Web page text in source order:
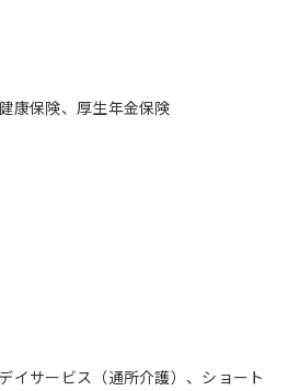
康保険、厚生年金保険
イサービス（通所介護）、ショート